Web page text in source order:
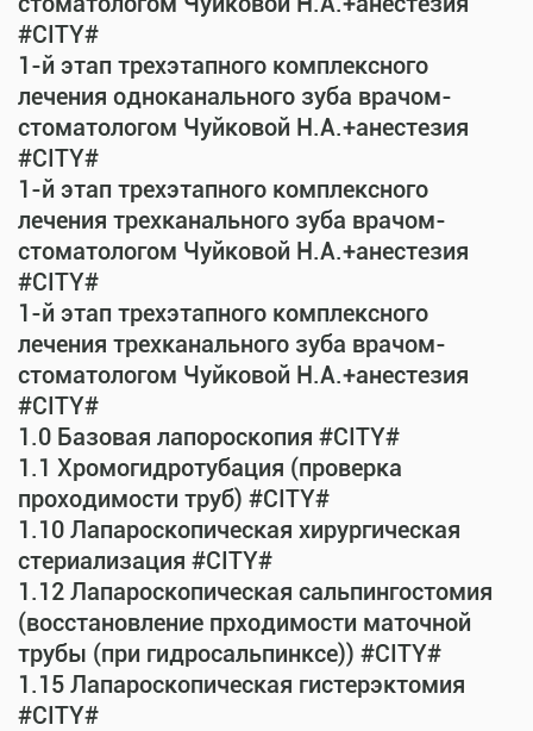
#CITY#
1-й этап трехэтапного комплексного
лечения одноканального зуба врачом-
стоматологом Чуйковой Н.А.+анестезия
#CITY#
1-й этап трехэтапного комплексного
лечения трехканального зуба врачом-
стоматологом Чуйковой Н.А.+анестезия
#CITY#
1-й этап трехэтапного комплексного
лечения трехканального зуба врачом-
стоматологом Чуйковой Н.А.+анестезия
#CITY#
1.0 Базовая лапороскопия #CITY#
1.1 Хромогидротубация (проверка
проходимости труб) #CITY#
1.10 Лапароскопическая хирургическая
стериализация #CITY#
1.12 Лапароскопическая сальпингостомия
(восстановление прходимости маточной
трубы (при гидросальпинксе)) #CITY#
1.15 Лапароскопическая гистерэктомия
#CITY#